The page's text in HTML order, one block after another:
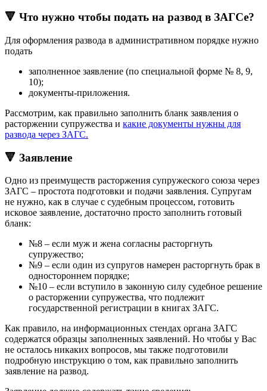
🔻 Что нужно чтобы подать на развод в ЗАГСе?
Для оформления развода в административном порядке нужно
подать
заполненное заявление (по специальной форме № 8, 9,
10);
документы-приложения.
Рассмотрим, как правильно заполнить бланк заявления о
расторжении супружества и какие документы нужны для
развода через ЗАГС.
🔻 Заявление
Одно из преимуществ расторжения супружеского союза через
ЗАГС – простота подготовки и подачи заявления. Супругам
не нужно, как в случае с судебным процессом, готовить
исковое заявление, достаточно просто заполнить готовый
бланк:
№8 – если муж и жена согласны расторгнуть
супружество;
№9 – если один из супругов намерен расторгнуть брак в
одностороннем порядке;
№10 – если вступило в законную силу судебное решение
о расторжении супружества, что подлежит
государственной регистрации в книгах ЗАГС.
Как правило, на информационных стендах органа ЗАГС
содержатся образцы заполненных заявлений. Но чтобы у Вас
не осталось никаких вопросов, мы также подготовили
подробную инструкцию о том, как правильно заполнить
заявление на развод.